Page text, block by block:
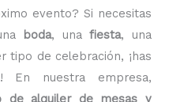
evento? Si necesitas
boda, unafiesta, una
tipo de celebración, ¡has
En nuestra empresa,
de alquiler de mesas y